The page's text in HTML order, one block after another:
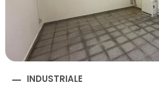
INDUSTRIALE